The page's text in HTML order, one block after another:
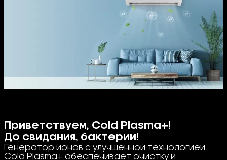
Приветствуем, Cold Plasma+!
До свидания, бактерии!
Генератор ионов с улучшенной технологией
Cold Plasma+ обеспечивает очистку и